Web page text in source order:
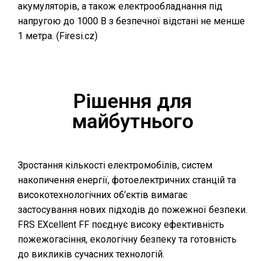
акумуляторів, а також електрообладнання під
напругою до 1000 В з безпечної відстані не менше
1 метра. (⁠ Firesi.cz)
Рішення для
майбутнього
Зростання кількості електромобілів, систем
накопичення енергії, фотоелектричних станцій та
високотехнологічних об’єктів вимагає
застосування нових підходів до пожежної безпеки.
FRS EXcellent FF поєднує високу ефективність
пожежогасіння, екологічну безпеку та готовність
до викликів сучасних технологій.